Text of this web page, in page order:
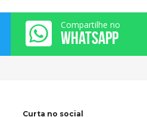
Compartilhe no
WHATSAPP
Curta no social